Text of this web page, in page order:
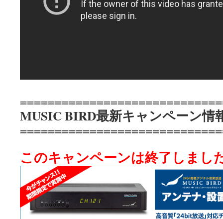
MUSIC BIRD最新キャンペーン情
このキャンペーンは終了しまし